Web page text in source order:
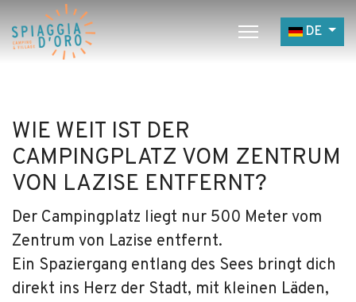
Sprache
DE
WIE WEIT IST DER
CAMPINGPLATZ VOM ZENTRUM
VON LAZISE ENTFERNT?
Der Campingplatz liegt nur 500 Meter vom
Zentrum von Lazise entfernt.
Ein Spaziergang entlang des Sees bringt dich
direkt ins Herz der Stadt, mit kleinen Läden,
Village
Service
Restaurants